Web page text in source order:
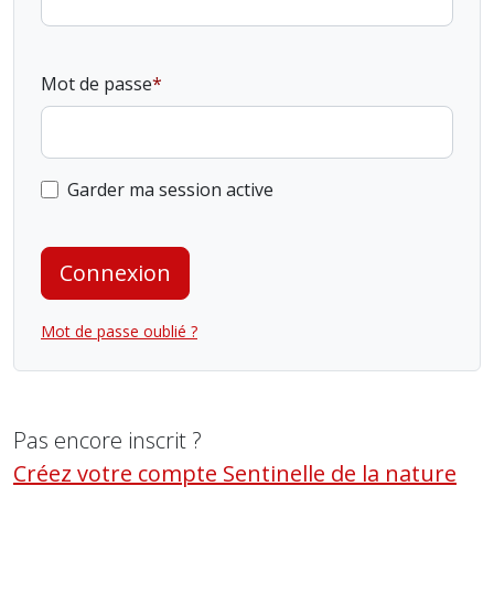
Mot de passe
Garder ma session active
Connexion
Mot de passe oublié ?
Pas encore inscrit ?
Créez votre compte Sentinelle de la nature